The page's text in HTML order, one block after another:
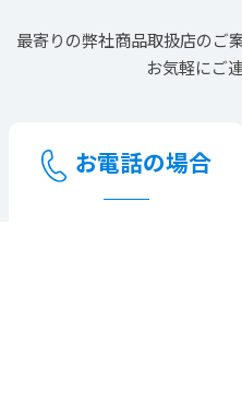
最寄りの弊社商品取扱店のご
お気軽にご
お電話の場合